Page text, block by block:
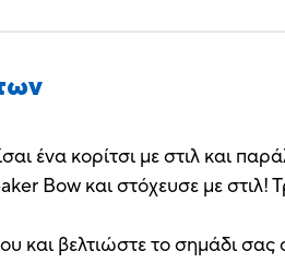
ένα κορίτσι με στιλ και
Bow και στόχευσε με στιλ!
και βελτιώστε το σημάδι